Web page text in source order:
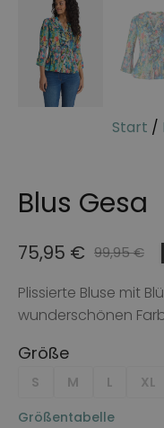
Start /
Blus Gesa
99,95€
Ursprünglicher
Preis
war:
99,95 €
75,95 €
Aktueller
Preis
ist:
75,95 €.
Plissierte Bluse mit
wunderschönen
Größe
S M L XL
Größentabelle